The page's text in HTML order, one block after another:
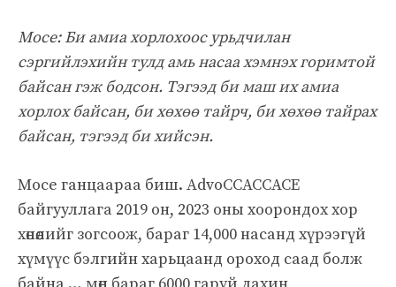
Мосе: Би амиа хорлохоос урьдчилан
сэргийлэхийн тулд амь насаа хэмнэх горимтой
байсан гэж бодсон. Тэгээд би маш их амиа
хорлох байсан, би хөхөө тайрч, би хөхөө тайрах
байсан, тэгээд би хийсэн.
Мосе ганцаараа биш. AdvoCCACCACE
байгууллага 2019 он, 2023 оны хоорондох хор
хөнөөлийг зогсоож, бараг 14,000 насанд хүрээгүй
хүмүүс бэлгийн харьцаанд ороход саад болж